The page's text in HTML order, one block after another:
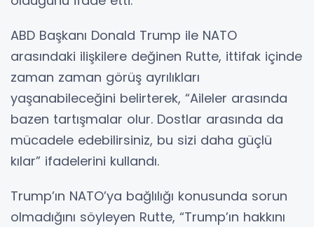
ABD Başkanı Donald Trump ile NATO
arasındaki ilişkilere değinen Rutte, ittifak içinde
zaman zaman görüş ayrılıkları
yaşanabileceğini belirterek, “Aileler arasında
bazen tartışmalar olur. Dostlar arasında da
mücadele edebilirsiniz, bu sizi daha güçlü
kılar” ifadelerini kullandı.
Trump’ın NATO’ya bağlılığı konusunda sorun
olmadığını söyleyen Rutte, “Trump’ın hakkını